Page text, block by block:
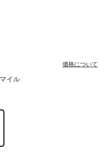
イル
価格について